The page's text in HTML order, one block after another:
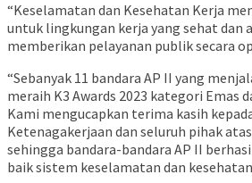
“Keselamatan dan Kesehatan Kerja
untuk lingkungan kerja yang sehat dan
memberikan pelayanan publik secara
“Sebanyak 11 bandara AP II yang
meraih K3 Awards 2023 kategori Emas
Kami mengucapkan terima kasih
Ketenagakerjaan dan seluruh pihak
sehingga bandara-bandara AP II
baik sistem keselamatan dan